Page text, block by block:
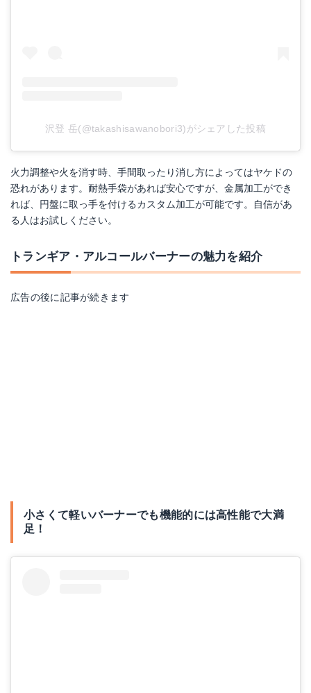
沢登 岳(@takashisawanobori3)がシェアした投稿
火力調整や火を消す時、手間取ったり消し方によってはヤケドの
恐れがあります。耐熱手袋があれば安心ですが、金属加工ができ
れば、円盤に取っ手を付けるカスタム加工が可能です。自信があ
る人はお試しください。
トランギア・アルコールバーナーの魅力を紹介
広告の後に記事が続きます
小さくて軽いバーナーでも機能的には高性能で大満
足！